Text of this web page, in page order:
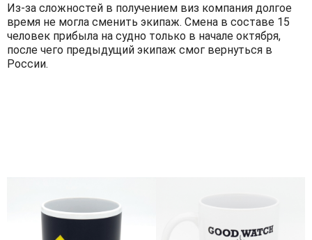
Из-за сложностей в получением виз компания долгое
время не могла сменить экипаж. Смена в составе 15
человек прибыла на судно только в начале октября,
после чего предыдущий экипаж смог вернуться в
России.